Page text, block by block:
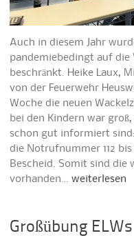
Auch in diesem Jahr
pandemiebedingt auf die
beschränkt. Heike Laux,
von der Feuerwehr
Woche die neuen
bei den Kindern war
schon gut informiert
die Notrufnummer 112
Bescheid. Somit sind die
vorhanden…weiterlesen
Großübung